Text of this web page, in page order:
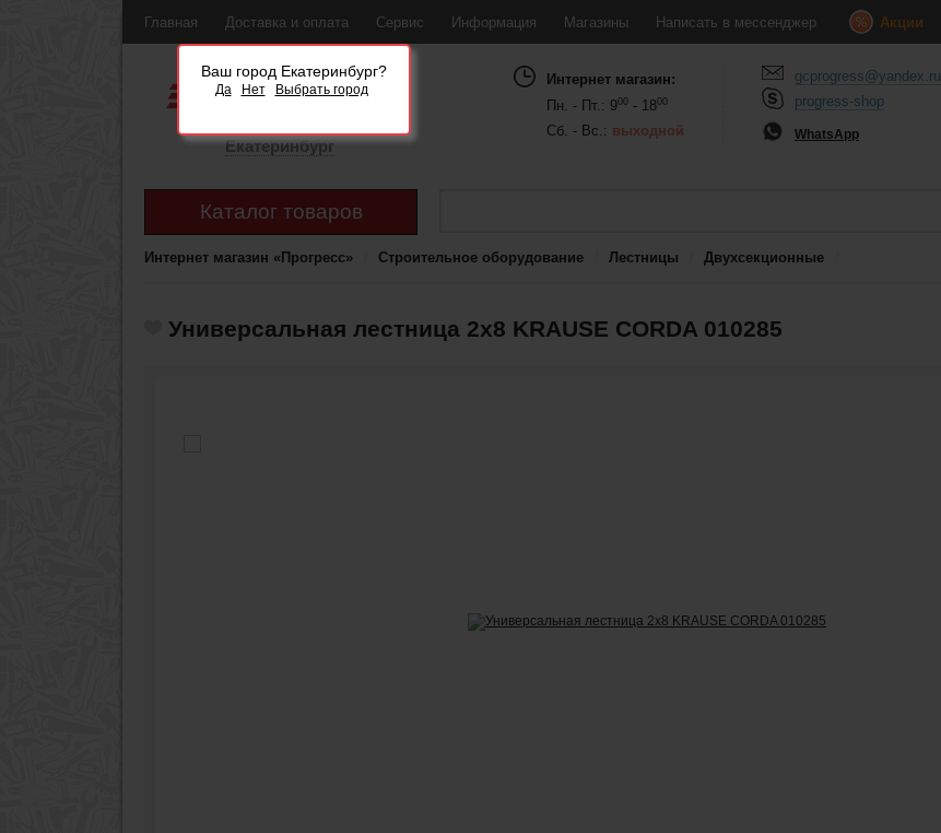
Главная Доставка и оплата Сервис Информация Магазины Написать в мессенджер Акции
Ваш город Екатеринбург?
Да Нет Выбрать город
Екатеринбург
Интернет магазин:
Пн. - Пт.: 900 - 1800
Сб. - Вс.: выходной
gcprogress@yandex.ru
progress-shop
WhatsApp
Каталог товаров
Интернет магазин «Прогресс» Строительное оборудование Лестницы Двухсекционные
Универсальная лестница 2х8 KRAUSE CORDA 010285